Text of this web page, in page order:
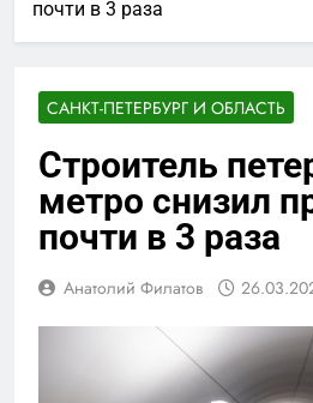
почти в 3 раза
САНКТ-ПЕТЕРБУРГ И ОБЛАСТЬ
Строитель
метро снизил
почти в 3 раза
Анатолий Филатов